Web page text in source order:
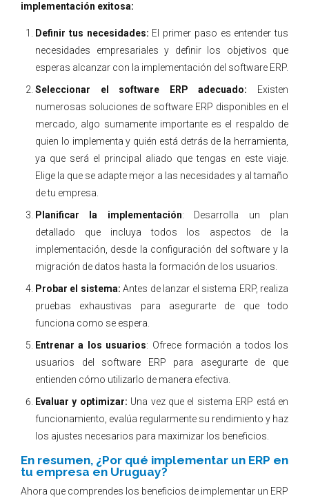
implementación exitosa:
Definir tus necesidades: El primer paso es entender tus
necesidades empresariales y definir los objetivos que
esperas alcanzar con la implementación del software ERP.
Seleccionar el software ERP adecuado: Existen
numerosas soluciones de software ERP disponibles en el
mercado, algo sumamente importante es el respaldo de
quien lo implementa y quién está detrás de la herramienta,
ya que será el principal aliado que tengas en este viaje.
Elige la que se adapte mejor a las necesidades y al tamaño
de tu empresa.
Planificar la implementación: Desarrolla un plan
detallado que incluya todos los aspectos de la
implementación, desde la configuración del software y la
migración de datos hasta la formación de los usuarios.
Probar el sistema: Antes de lanzar el sistema ERP, realiza
pruebas exhaustivas para asegurarte de que todo
funciona como se espera.
Entrenar a los usuarios: Ofrece formación a todos los
usuarios del software ERP para asegurarte de que
entienden cómo utilizarlo de manera efectiva.
Evaluar y optimizar: Una vez que el sistema ERP está en
funcionamiento, evalúa regularmente su rendimiento y haz
los ajustes necesarios para maximizar los beneficios.
En resumen, ¿Por qué implementar un ERP en
tu empresa en Uruguay?
Ahora que comprendes los beneficios de implementar un ERP